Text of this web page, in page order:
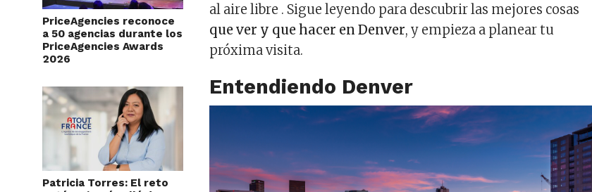
PriceAgencies reconoce
a 50 agencias durante los
PriceAgencies Awards
2026
Patricia Torres: El reto
al aire libre . Sigue leyendo para descubrir las mejores cosas
que ver y que hacer en Denver, y empieza a planear tu
próxima visita.
Entendiendo Denver